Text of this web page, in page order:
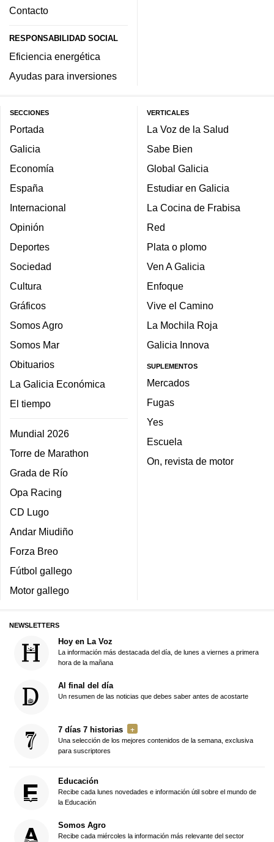
Contacto
RESPONSABILIDAD SOCIAL
Eficiencia energética
Ayudas para inversiones
SECCIONES
Portada
Galicia
Economía
España
Internacional
Opinión
Deportes
Sociedad
Cultura
Gráficos
Somos Agro
Somos Mar
Obituarios
La Galicia Económica
El tiempo
Mundial 2026
Torre de Marathon
Grada de Río
Opa Racing
CD Lugo
Andar Miudiño
Forza Breo
Fútbol gallego
Motor gallego
VERTICALES
La Voz de la Salud
Sabe Bien
Global Galicia
Estudiar en Galicia
La Cocina de Frabisa
Red
Plata o plomo
Ven A Galicia
Enfoque
Vive el Camino
La Mochila Roja
Galicia Innova
SUPLEMENTOS
Mercados
Fugas
Yes
Escuela
On, revista de motor
NEWSLETTERS
Hoy en La Voz
La información más destacada del día, de lunes a viernes a primera
hora de la mañana
Al final del día
Un resumen de las noticias que debes saber antes de acostarte
7 días 7 historias
Una selección de los mejores contenidos de la semana, exclusiva
para suscriptores
Educación
Recibe cada lunes novedades e información útil sobre el mundo de
la Educación
Somos Agro
Recibe cada miércoles la información más relevante del sector